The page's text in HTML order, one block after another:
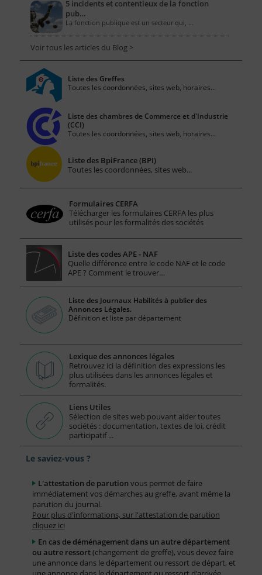
5 incidents et contentieux de la fonction
pub…
La fonction publique est un secteur qui, …
Voir tous les articles du Blog >
Liste des Greffes
Toutes les coordonnées, sites web, horaires...
Liste des chambres de Commerce et d'Industrie
(CCI)
Toutes les coordonnées, sites web, horaires...
Liste des BpiFrance (BPI)
Toutes les coordonnées, sites web...
Formulaires CERFA
Télécharger les formulaires CERFA les plus
utilisés pour les formalités des sociétés
Liste des codes APE - NAF
Quelle différence entre le code NAF et le code
APE ? Comment le trouver…
Liste des Journaux Habilités à publier des
Annonces Légales.
Définition et liste par département
Lexique des annonces légales
Retrouvez ici la définition des expressions les
plus utilisées dans les annonces légales et
formalités.
Liens Utiles
Sélection de sites web pouvant aider toutes
sociétés : documentation, textes de loi, crédit
participatif ...
Le saviez-vous ?
L'attestation de parution vous permet de faire
immédiatement vos démarches au greffe, avant même la
parution du journal.
Pour plus d'informations, sur l'attestation de parution
cliquez ici
En cas de déménagement dans un autre département
ou autre ressort(changement de greffe), vous devez faire
une annonce dans le département ou ressort de départ, et